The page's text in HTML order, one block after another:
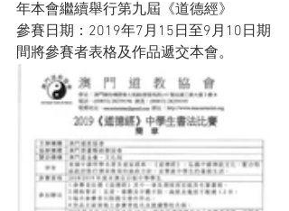
年本會繼續舉行第九屆《道德經》
參賽日期：2019年7月15日至9月10日期
間將參賽者表格及作品遞交本會。